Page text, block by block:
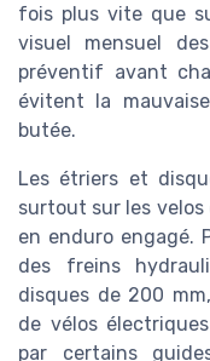
fois plus vite que
visuel mensuel
préventif avant
évitent la
butée.
Les étriers et
surtout sur les velos
en enduro engagé.
des freins
disques de 200
de vélos
par certains